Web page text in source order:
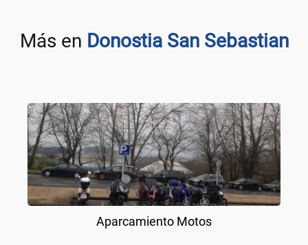
Más en Donostia San Sebastian
Aparcamiento Motos